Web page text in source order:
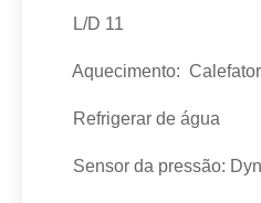
L/D 11
Aquecimento:
Refrigerar de água
Sensor da pressão: